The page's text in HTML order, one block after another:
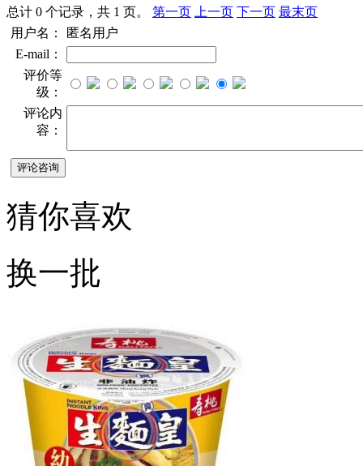
总计 0 个记录，共 1 页。 第一页 上一页 下一页 最末页
用户名：
匿名用户
E-mail：
评价等
级：
评论内
容：
猜你喜欢
换一批